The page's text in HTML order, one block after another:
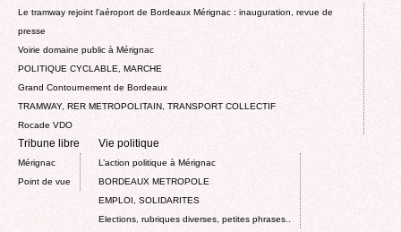
Le tramway rejoint l'aéroport de Bordeaux Mérignac : inauguration, revue de
presse
Voirie domaine public à Mérignac
POLITIQUE CYCLABLE, MARCHE
Grand Contournement de Bordeaux
TRAMWAY, RER METROPOLITAIN, TRANSPORT COLLECTIF
Rocade VDO
Tribune libre
Mérignac
Point de vue
Vie politique
L’action politique à Mérignac
BORDEAUX METROPOLE
EMPLOI, SOLIDARITES
Elections, rubriques diverses, petites phrases..